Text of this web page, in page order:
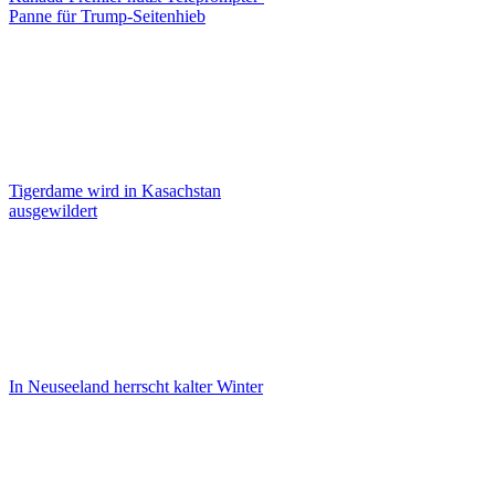
Panne für Trump-Seitenhieb
Tigerdame wird in Kasachstan
ausgewildert
In Neuseeland herrscht kalter Winter